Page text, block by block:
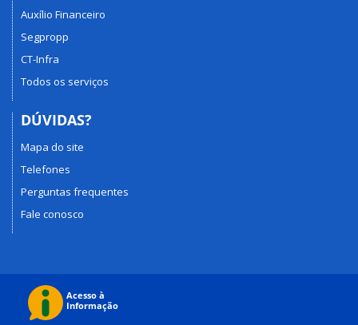
Auxílio Financeiro
Segpropp
CT-Infra
Todos os serviços
DÚVIDAS?
Mapa do site
Telefones
Perguntas frequentes
Fale conosco